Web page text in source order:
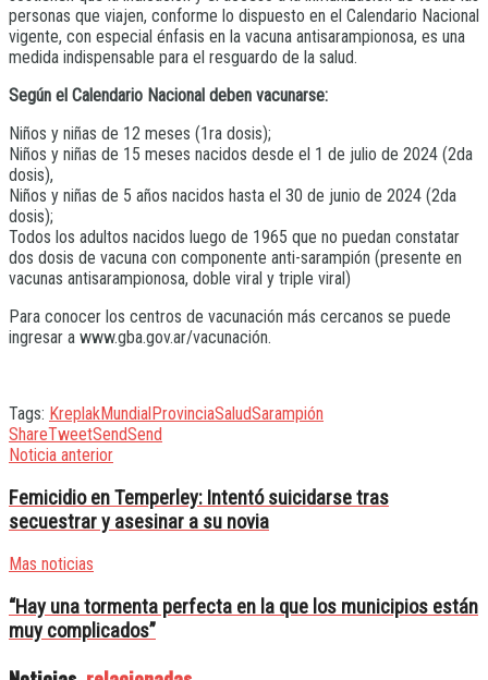
personas que viajen, conforme lo dispuesto en el Calendario Nacional
vigente, con especial énfasis en la vacuna antisarampionosa, es una
medida indispensable para el resguardo de la salud.
Según el Calendario Nacional deben vacunarse:
Niños y niñas de 12 meses (1ra dosis);
Niños y niñas de 15 meses nacidos desde el 1 de julio de 2024 (2da
dosis),
Niños y niñas de 5 años nacidos hasta el 30 de junio de 2024 (2da
dosis);
Todos los adultos nacidos luego de 1965 que no puedan constatar
dos dosis de vacuna con componente anti-sarampión (presente en
vacunas antisarampionosa, doble viral y triple viral)
Para conocer los centros de vacunación más cercanos se puede
ingresar a www.gba.gov.ar/vacunación.
Tags: KreplakMundialProvinciaSaludSarampión
ShareTweetSendSend
Noticia anterior
Femicidio en Temperley: Intentó suicidarse tras
secuestrar y asesinar a su novia
Mas noticias
“Hay una tormenta perfecta en la que los municipios están
muy complicados”